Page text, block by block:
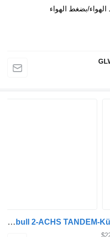
بضغط الهواء
Schmitz Cargobull 2-ACHS TANDEM-Kühlanhänger 7,35 m LBW 2 T